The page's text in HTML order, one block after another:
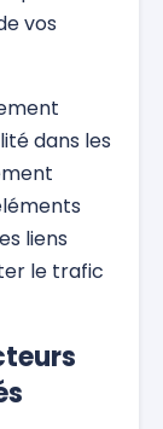
vos
dans les
liens
le trafic